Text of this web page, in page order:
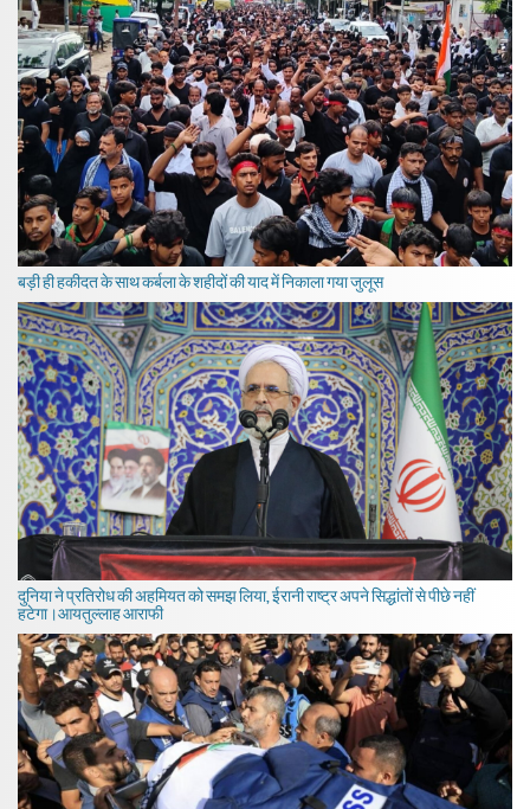
बड़ी ही हकीदत के साथ कर्बला के शहीदों की याद में निकाला गया जुलूस
दुनिया ने प्रतिरोध की अहमियत को समझ लिया, ईरानी राष्ट्र अपने सिद्धांतों से पीछे नहीं
हटेगा।आयतुल्लाह आराफी